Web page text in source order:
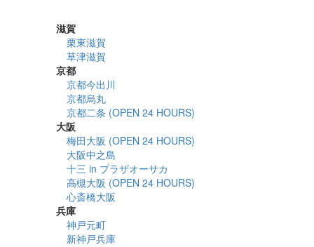
滋賀
栗東滋賀
草津滋賀
京都
京都今出川
京都烏丸
京都二条 (OPEN 24 HOURS)
大阪
梅田大阪 (OPEN 24 HOURS)
大阪中之島
十三 in プラザオーサカ
高槻大阪 (OPEN 24 HOURS)
心斎橋大阪
兵庫
神戸元町
新神戸兵庫